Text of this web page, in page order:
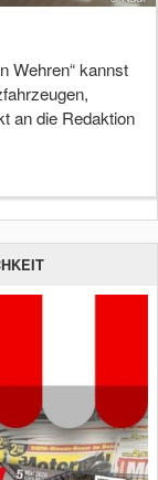
Wehren“ kannst
an die Redaktion